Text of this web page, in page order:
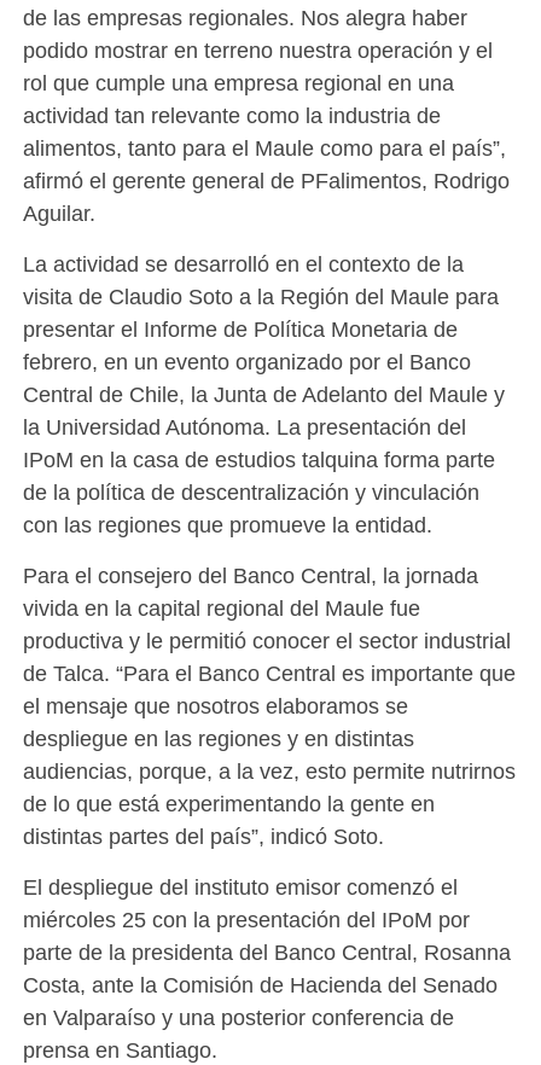
de las empresas regionales. Nos alegra haber
podido mostrar en terreno nuestra operación y el
rol que cumple una empresa regional en una
actividad tan relevante como la industria de
alimentos, tanto para el Maule como para el país”,
afirmó el gerente general de PFalimentos, Rodrigo
Aguilar.
La actividad se desarrolló en el contexto de la
visita de Claudio Soto a la Región del Maule para
presentar el Informe de Política Monetaria de
febrero, en un evento organizado por el Banco
Central de Chile, la Junta de Adelanto del Maule y
la Universidad Autónoma. La presentación del
IPoM en la casa de estudios talquina forma parte
de la política de descentralización y vinculación
con las regiones que promueve la entidad.
Para el consejero del Banco Central, la jornada
vivida en la capital regional del Maule fue
productiva y le permitió conocer el sector industrial
de Talca. “Para el Banco Central es importante que
el mensaje que nosotros elaboramos se
despliegue en las regiones y en distintas
audiencias, porque, a la vez, esto permite nutrirnos
de lo que está experimentando la gente en
distintas partes del país”, indicó Soto.
El despliegue del instituto emisor comenzó el
miércoles 25 con la presentación del IPoM por
parte de la presidenta del Banco Central, Rosanna
Costa, ante la Comisión de Hacienda del Senado
en Valparaíso y una posterior conferencia de
prensa en Santiago.